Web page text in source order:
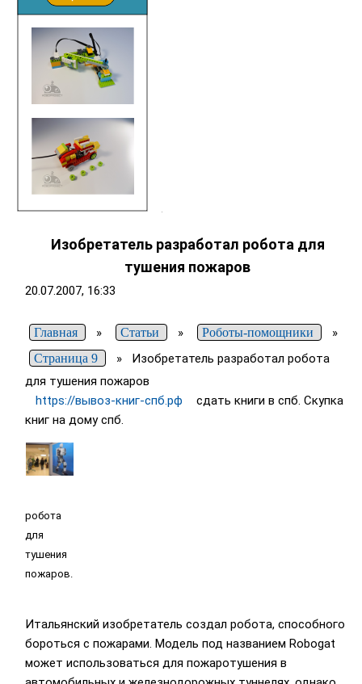
Изобретатель разработал робота для
тушения пожаров
20.07.2007, 16:33
Главная » Статьи » Роботы-помощники »
Страница 9 » Изобретатель разработал робота
для тушения пожаров
https://вывоз-книг-спб.рф
сдать книги в спб. Скупка
книг на дому спб.
робота
для
тушения
пожаров.
Итальянский изобретатель создал робота, способного
бороться с пожарами. Модель под названием Robogat
может использоваться для пожаротушения в